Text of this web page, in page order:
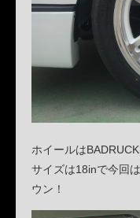
ホイールは
サイズは18inで今回
ウン！